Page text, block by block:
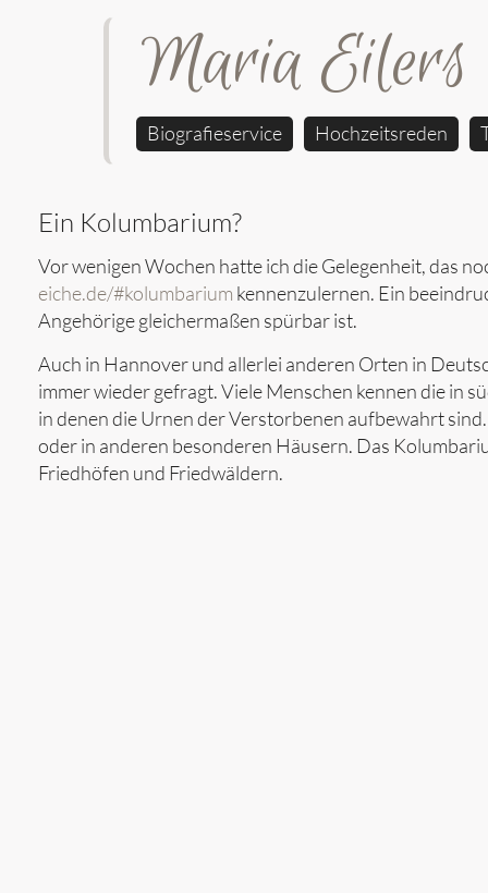
Biografieservice Hochzeitsreden
Ein Kolumbarium?
Vor wenigen Wochen hatte ich die Gelegenheit, das
eiche.de/#kolumbarium kennenzulernen. Ein
Angehörige gleichermaßen spürbar ist.
Auch in Hannover und allerlei anderen Orten in
immer wieder gefragt. Viele Menschen kennen die in
in denen die Urnen der Verstorbenen aufbewahrt
oder in anderen besonderen Häusern. Das
Friedhöfen und Friedwäldern.
Maria Eilers